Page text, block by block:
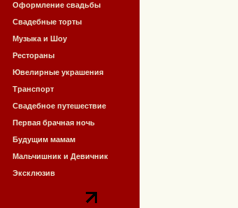
Оформление свадьбы
Свадебные торты
Музыка и Шоу
Рестораны
Ювелирные украшения
Транспорт
Свадебное путешествие
Первая брачная ночь
Будущим мамам
Мальчишник и Девичник
Эксклюзив